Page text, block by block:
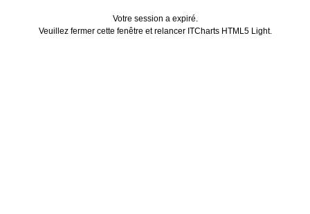
Votre session a expiré.
Veuillez fermer cette fenêtre et relancer ITCharts HTML5 Light.